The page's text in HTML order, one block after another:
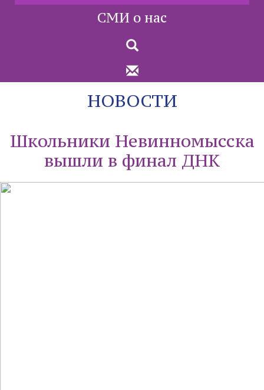
СМИ о нас
НОВОСТИ
Школьники Невинномысска
вышли в финал ДНК